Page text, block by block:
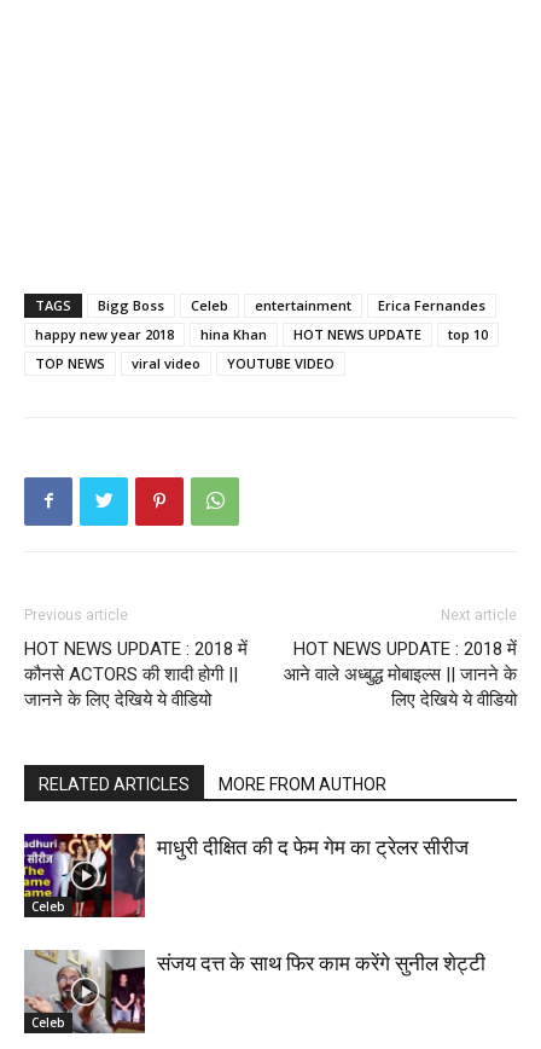
TAGS Bigg Boss Celeb entertainment
Erica Fernandes
happy new year 2018
hina Khan HOT NEWS UPDATE
top 10
TOP NEWS
viral video YOUTUBE VIDEO
Previous article
HOT NEWS UPDATE : 2018 में
कौनसे ACTORS की शादी होगी ||
जानने के लिए देखिये ये वीडियो
Next article
HOT NEWS UPDATE : 2018 में
आने वाले अध्बुद्ध मोबाइल्स || जानने के
लिए देखिये ये वीडियो
RELATED ARTICLES MORE FROM AUTHOR
Celeb
माधुरी दीक्षित की द फेम गेम का ट्रेलर सीरीज
Celeb
संजय दत्त के साथ फिर काम करेंगे सुनील शेट्टी